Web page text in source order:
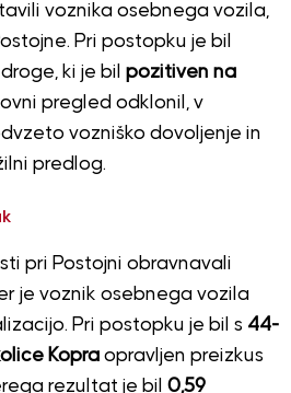
voznika osebnega vozila,
Pri postopku je bil
ki je bil pozitiven na
pregled odklonil, v
vozniško dovoljenje in
predlog.
pri Postojni obravnavali
je voznik osebnega vozila
Pri postopku je bil s 44-
Kopraopravljen preizkus
rezultat je bil 0,59